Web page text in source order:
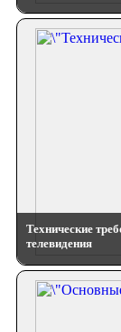
Технические
телевидения